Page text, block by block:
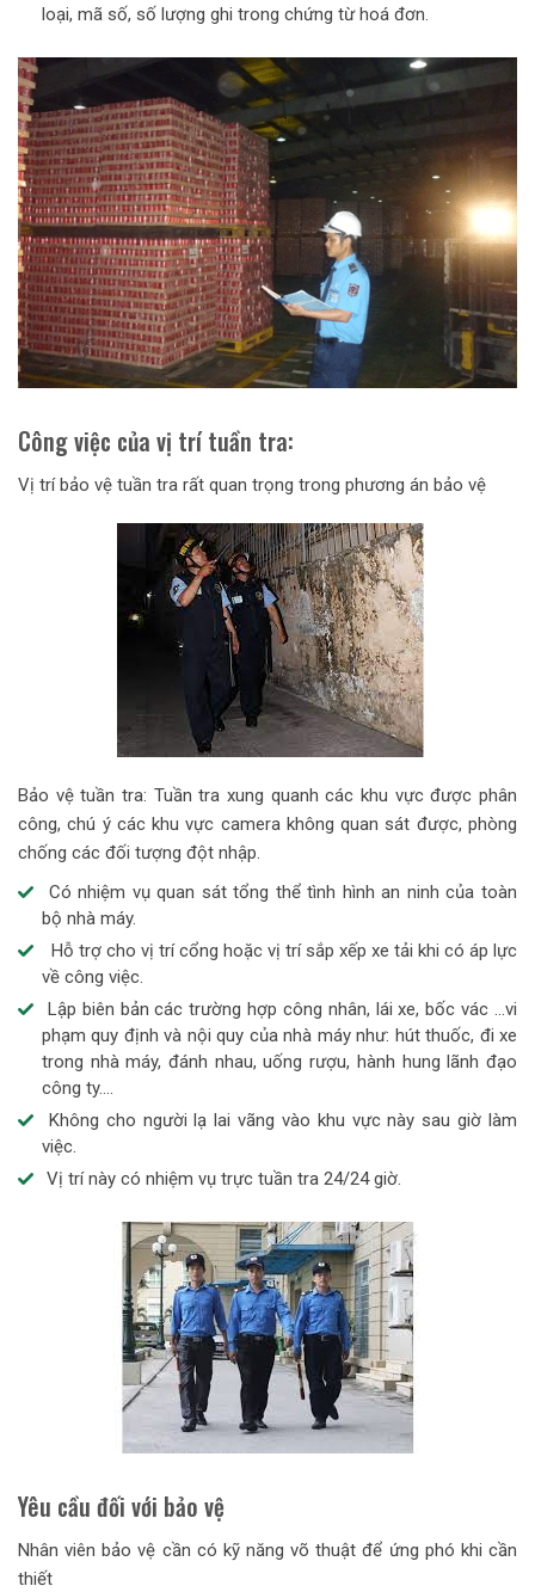
loại, mã số, số lượng ghi trong chứng từ hoá đơn.
Công việc của vị trí tuần tra:
Vị trí bảo vệ tuần tra rất quan trọng trong phương án bảo vệ
Bảo vệ tuần tra: Tuần tra xung quanh các khu vực được phân
công, chú ý các khu vực camera không quan sát được, phòng
chống các đối tượng đột nhập.
Có nhiệm vụ quan sát tổng thể tình hình an ninh của toàn
bộ nhà máy.
Hỗ trợ cho vị trí cổng hoặc vị trí sắp xếp xe tải khi có áp lực
về công việc.
Lập biên bản các trường hợp công nhân, lái xe, bốc vác …vi
phạm quy định và nội quy của nhà máy như: hút thuốc, đi xe
trong nhà máy, đánh nhau, uống rượu, hành hung lãnh đạo
công ty….
Không cho người lạ lai vãng vào khu vực này sau giờ làm
việc.
Vị trí này có nhiệm vụ trực tuần tra 24/24 giờ.
Yêu cầu đối với bảo vệ
Nhân viên bảo vệ cần có kỹ năng võ thuật để ứng phó khi cần
thiết